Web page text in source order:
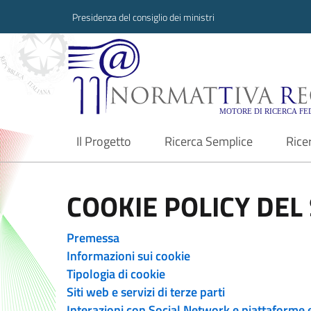
Presidenza del consiglio dei ministri
Normattiva
Il Progetto
current Ricerca Semplice
COOKIE POLICY
Premessa
Informazioni sui cookie
Tipologia di cookie
Siti web e servizi di terze parti